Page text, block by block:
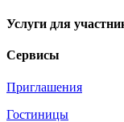
Услуги для
Сервисы
Приглашения
Гостиницы